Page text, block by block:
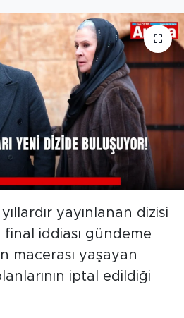
yayınlanan dizisi
iddiası gündeme
macerası yaşayan
iptal edildiği